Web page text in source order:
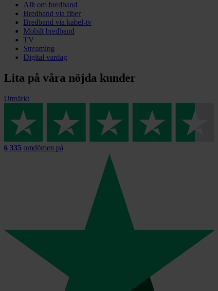
Allt om bredband
Bredband via fiber
Bredband via kabel-tv
Mobilt bredband
TV
Streaming
Digital vardag
Lita på våra nöjda kunder
Utmärkt
6 335 omdömen på